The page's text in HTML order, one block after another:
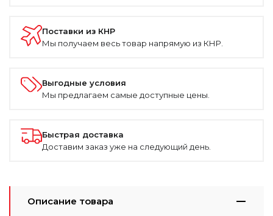
Поставки из КНР
Мы получаем весь товар напрямую из КНР.
Выгодные условия
Мы предлагаем самые доступные цены.
Быстрая доставка
Доставим заказ уже на следующий день.
Описание товара